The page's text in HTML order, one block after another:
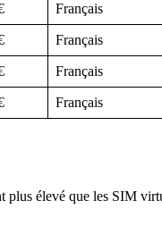
Français
Français
Français
Français
plus élevé que les SIM